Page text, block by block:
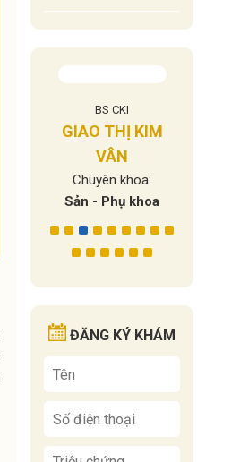
BS CKI
GIAO THỊ KIM
VÂN
Chuyên khoa:
Sản - Phụ khoa
ĐĂNG KÝ KHÁM